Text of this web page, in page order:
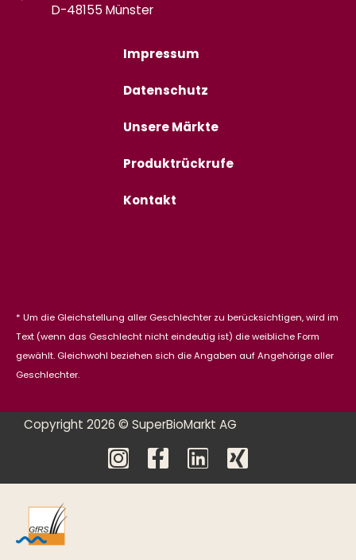
D-48155 Münster
Impressum
Datenschutz
Unsere Märkte
Produktrückrufe
Kontakt
* Um die Gleichstellung aller Geschlechter zu berücksichtigen, wird im
Text (wenn das Geschlecht nicht eindeutig ist) die weibliche Form
gewählt. Gleichwohl beziehen sich die Angaben auf Angehörige aller
Geschlechter.
Copyright 2026 © SuperBioMarkt AG